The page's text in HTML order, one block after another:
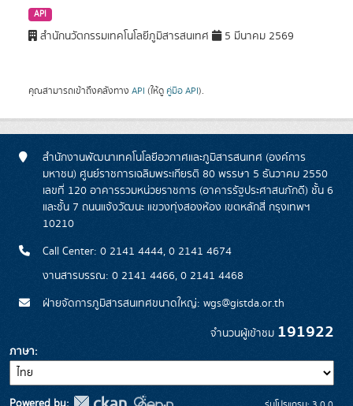
API
สำนักนวัตกรรมเทคโนโลยีภูมิสารสนเทศ 5 มีนาคม 2569
คุณสามารถเข้าถึงคลังทาง API (ให้ดู คู่มือ API).
สำนักงานพัฒนาเทคโนโลยีอวกาศและภูมิสารสนเทศ (องค์การ
มหาชน) ศูนย์ราชการเฉลิมพระเกียรติ 80 พรรษา 5 ธันวาคม 2550
เลขที่ 120 อาคารรวมหน่วยราชการ (อาคารรัฐประศาสนภักดี) ชั้น 6
และชั้น 7 ถนนแจ้งวัฒนะ แขวงทุ่งสองห้อง เขตหลักสี่ กรุงเทพฯ
10210
Call Center: 0 2141 4444, 0 2141 4674
งานสารบรรณ: 0 2141 4466, 0 2141 4468
ฝ่ายจัดการภูมิสารสนเทศขนาดใหญ่: wgs@gistda.or.th
จำนวนผู้เข้าชม 191922
ภาษา